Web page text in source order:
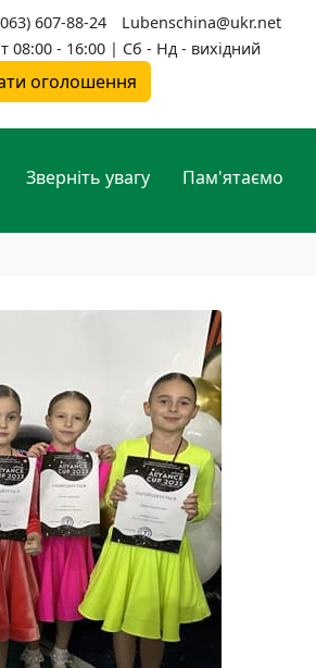
607-88-24
Lubenschina@ukr.net
08:00 - 16:00 | Сб - Нд - вихідний
оголошення
Зверніть увагу Пам'ятаємо